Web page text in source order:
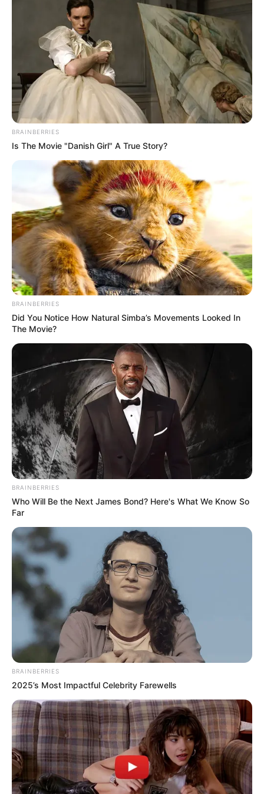
Horário: 20h
Local: Teatro Novelas Curitibanas – Claudete Pereira Jorge
| Rua Presidente Carlos Cavalcanti, 1.222 – São Francisco
Classificação indicativa: 14 anos
Entrada gratuita, com ingressos distribuídos uma hora
antes do início do espetáculo.
curitiba de graça
Fala Companhia de Teatro
novelas curitibanas
peça de teatro plural
refugiados
teatro gratuito
teatro novelas curitibanas
terra nova
Artigo anterior
Desfile do Corso, com carros
ornamentados, resgata
tradição dos antigos
carnavais
Shopping Mueller terá nova
edição do Bailinho de
ARTIGOS RELACIONADOS
Fringe 2026 leva 21 espetáculos
gratuitos às Ruínas de São
Francisco
2 de abril de 2026
com programação gratuita
DESTAQUE 29 de março de 2026
Festival de Outono em Curitiba
tem entrada gratuita no Centro
de...
DESTAQUE 17 de março de 2026
SOBRE NÓS
CURITIBA DE GRAÇA
BRAINBERRIES
Is The Movie "Danish Girl" A True Story?
BRAINBERRIES
Did You Notice How Natural Simba’s Movements Looked In
The Movie?
BRAINBERRIES
Who Will Be the Next James Bond? Here's What We Know So
Far
BRAINBERRIES
2025’s Most Impactful Celebrity Farewells